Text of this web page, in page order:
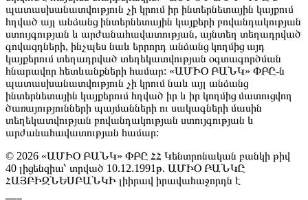
պատասխանատվություն չի կրում իր ինտերնետային կայքում
հղված այլ անձանց ինտերնետային կայքերի բովանդակության
ստույգության և արժանահավատության, այնտեղ տեղադրված
գովազդների, ինչպես նաև երրորդ անձանց կողմից այդ
կայքերում տեղադրված տեղեկատվության օգտագործման
հնարավոր հետևանքների համար: «ԱՄԻՕ ԲԱՆԿ» ՓԲԸ-ն
պատասխանատվություն չի կրում նաև այլ անձանց
ինտերնետային կայքերում հղված իր և իր կողմից մատուցվող
ծառայությունների պայմանների ու սակագների մասին
տեղեկատվության բովանդակության ստույգության և
արժանահավատության համար:
© 2026 «ԱՄԻՕ ԲԱՆԿ» ՓԲԸ ՀՀ Կենտրոնական բանկի թիվ
40 լիցենզիա՝ տրված 10.12.1991թ. ԱՄԻՕ ԲԱՆԿԸ
ՀԱՅԲԻԶՆԵՍԲԱՆԿԻ լիիրավ իրավահաջորդն է